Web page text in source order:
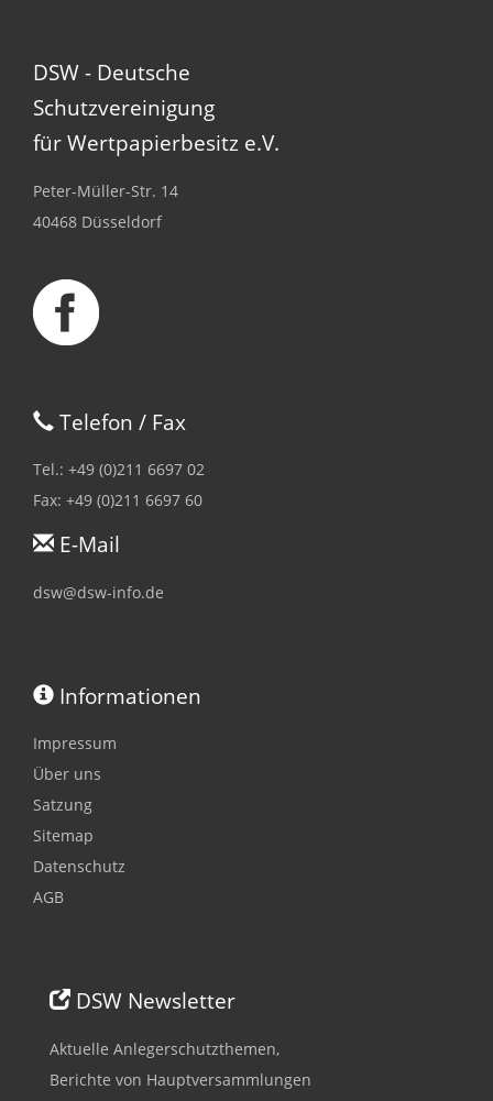
DSW - Deutsche
Schutzvereinigung
für Wertpapierbesitz e.V.
Peter-Müller-Str. 14
40468 Düsseldorf
Telefon / Fax
Tel.: +49 (0)211 6697 02
Fax: +49 (0)211 6697 60
E-Mail
dsw@dsw-info.de
Informationen
Impressum
Über uns
Satzung
Sitemap
Datenschutz
AGB
DSW Newsletter
Aktuelle Anlegerschutzthemen,
Berichte von Hauptversammlungen